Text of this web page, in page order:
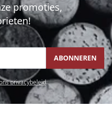
promoties,
ABONNEREN
privacybeleid.